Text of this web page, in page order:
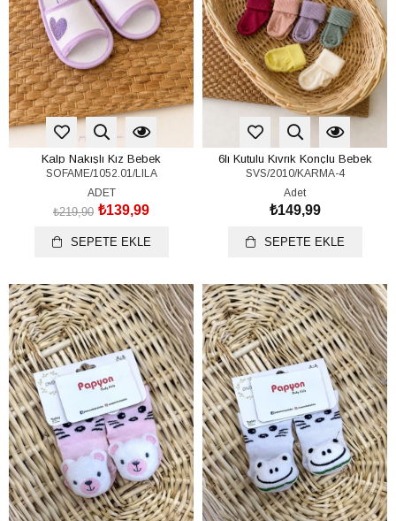
Kalp Nakışlı Kız Bebek
Sandalet (17-18-19 Numara)
SOFAME/1052.01/LILA
ADET
₺139,99
₺219,90
SEPETE EKLE
6lı Kutulu Kıvrık Konçlu Bebek
Çorap 0-6 Ay
SVS/2010/KARMA-4
Adet
₺149,99
SEPETE EKLE